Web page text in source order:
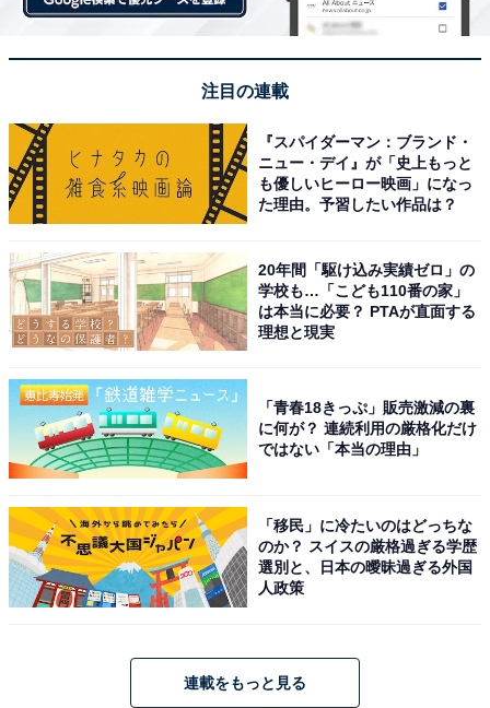
ハンバーグのデミグラスソースを「シウマイ」に
バジルが香る、ほうれん草入りペンネのジェノベーゼソース和え
おかずで目を引くのは、「ほうれん草入りペンネのジェ
な緑色のペンネに、ジェノベーゼソースを絡めたもので
す。爽やかなバジルの香りが広がります。
注目の連載
『スパイダーマン：ブランド・
ニュー・デイ』が「史上もっと
も優しいヒーロー映画」になっ
た理由。予習したい作品は？
20年間「駆け込み実績ゼロ」の
学校も…「こども110番の家」
は本当に必要？ PTAが直面する
理想と現実
「青春18きっぷ」販売激減の裏
に何が？ 連続利用の厳格化だけ
ではない「本当の理由」
「移民」に冷たいのはどっちな
のか？ スイスの厳格過ぎる学歴
選別と、日本の曖昧過ぎる外国
人政策
連載をもっと見る